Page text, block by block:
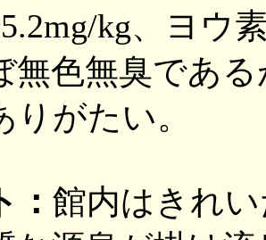
kg、ヨウ
無色無臭であ
がたい。
： 館内はきれ